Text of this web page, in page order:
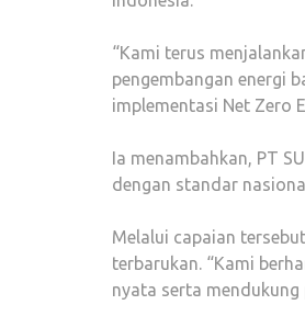
“Kami terus
pengembangan energi
implementasi Net Zero
Ia menambahkan, PT
dengan standar
Melalui capaian
terbarukan. “Kami
nyata serta